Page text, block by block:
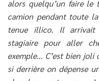
alors quelqu’un faire le
camion pendant toute
tenue illico. Il arrivait
stagiaire pour aller
exemple… C’est bien joli
si derrière on dépense